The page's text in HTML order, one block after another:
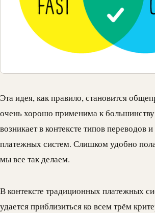
Эта идея, как правило, становится
очень хорошо применима к
возникает в контексте типов переводов
платежных систем. Слишком удобно
мы все так делаем.
В контексте традиционных платежных
удается приблизиться ко всем трём